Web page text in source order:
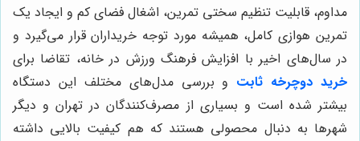
مداوم، قابلیت تنظیم سختی تمرین، اشغال فضای کم و ایجاد یک
تمرین هوازی کامل، همیشه مورد توجه خریداران قرار می‌گیرد و
در سال‌های اخیر با افزایش فرهنگ ورزش در خانه، تقاضا برای
خرید دوچرخه ثابت و بررسی مدل‌های مختلف این دستگاه
بیشتر شده است و بسیاری از مصرف‌کنندگان در تهران و دیگر
شهرها به دنبال محصولی هستند که هم کیفیت بالایی داشته